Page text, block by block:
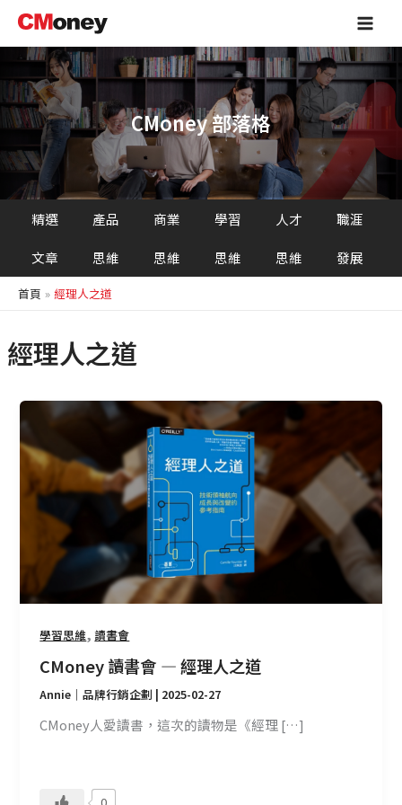
主
容
Main
CMoney 部落格
精選
文章
產品
思維
商業
思維
學習
思維
人才
思維
職涯
發展
首頁 經理人之道
經理人之道
學習思維,讀書會
CMoney 讀書會 — 經理人之道
Annie｜品牌行銷企劃 | 2025-02-27
CMoney人愛讀書，這次的讀物是《經理 […]
CMoney
書
會
—
經
之
道